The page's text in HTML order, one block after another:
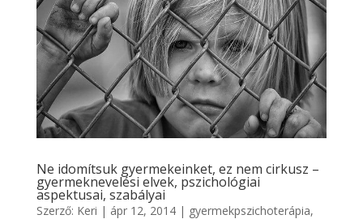
Ne idomítsuk gyermekeinket, ez nem cirkusz –
gyermeknevelési elvek, pszichológiai
aspektusai, szabályai
Szerző: Keri | ápr 12, 2014| gyermekpszichoterápia,